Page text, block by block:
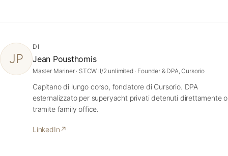
JP
DI
Jean Pousthomis
Master Mariner · STCW II/2 unlimited · Founder & DPA, Cursorio
Capitano di lungo corso, fondatore di Cursorio. DPA
esternalizzato per superyacht privati detenuti direttamente o
tramite family office.
LinkedIn ↗